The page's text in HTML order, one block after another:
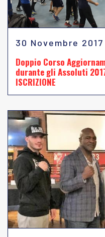
30 Novembre 2017
Doppio Corso
durante gli Assoluti 2017 di
ISCRIZIONE